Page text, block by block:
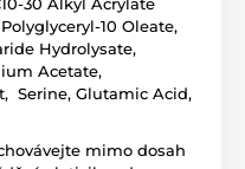
10 Oleate,
Hydrolysate,
Acetate,
Serine, Glutamic Acid,
mimo dosah